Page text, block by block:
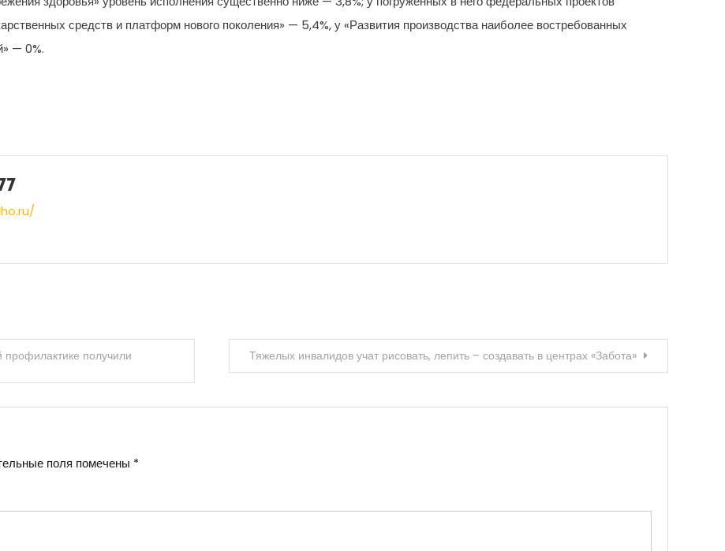
средств и платформ нового поколения» — 5,4%, у «Развития производства наиболее востребованных
— 0%.
получили Тяжелых инвалидов учат рисовать, лепить – создавать в центрах «Забота»
поля помечены *